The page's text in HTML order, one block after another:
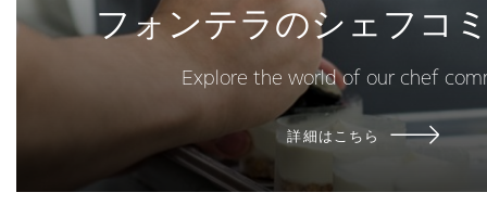
フォンテラのシェフコ
Explore the world of our chef
詳細はこちら